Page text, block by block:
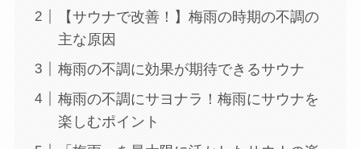
【サウナで改善！】梅雨の時期の不調の
主な原因
梅雨の不調に効果が期待できるサウナ
梅雨の不調にサヨナラ！梅雨にサウナを
楽しむポイント